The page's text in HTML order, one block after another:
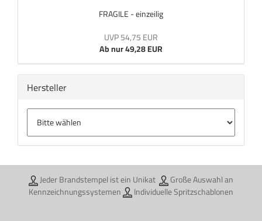
FRAGILE - einzeilig
UVP 54,75 EUR
Ab nur 49,28 EUR
Hersteller
Jeder Brandstempel ist ein Unikat Große Auswahl an
Kennzeichnungssystemen Individuelle Spritzschablonen